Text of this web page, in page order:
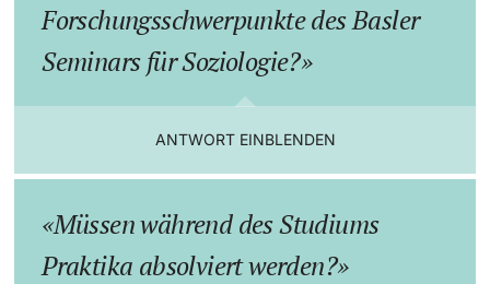
Forschungsschwerpunkte des Basler
Seminars für Soziologie?
ANTWORT EINBLENDEN
Müssen während des Studiums
Praktika absolviert werden?